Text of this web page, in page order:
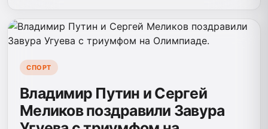
СПОРТ
Владимир Путин и Сергей
Меликов поздравили Завура